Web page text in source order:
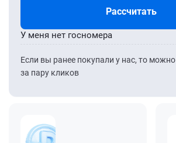
Рассчитать
Если вы ранее покупали у нас, то можно
за пару кликов
У меня нет госномера